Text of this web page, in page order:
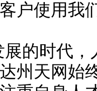
户使用我
的时代，
州天网始